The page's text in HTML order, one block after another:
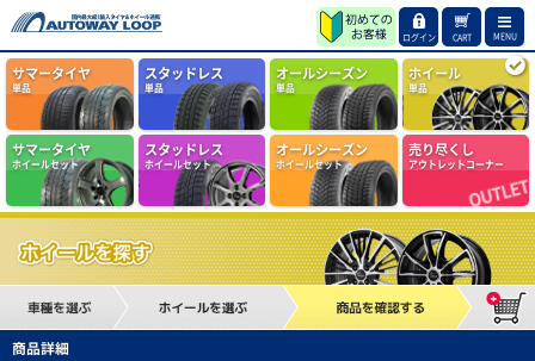
ログイン CART MENU
サマータイヤ
単品
スタッドレス
単品
オールシーズン
単品
ホイール
単品
サマータイヤ
ホイールセット
スタッドレス
ホイールセット
オールシーズン
ホイールセット
売り尽くし
アウトレットコーナー
商品詳細